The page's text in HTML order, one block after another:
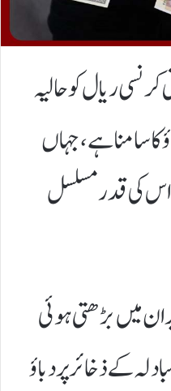
ریال کو حالیہ
سامنا ہے، جہاں
اس کی قدر مسلسل
میں بڑھتی ہوئی
کے ذخائر پر دباؤ